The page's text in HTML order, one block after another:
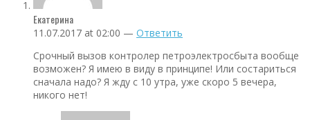
Екатерина
11.07.2017 at 02:00 — Ответить
Срочный вызов контролер петроэлектросбыта вообще
возможен? Я имею в виду в принципе! Или состариться
сначала надо? Я жду с 10 утра, уже скоро 5 вечера,
никого нет!